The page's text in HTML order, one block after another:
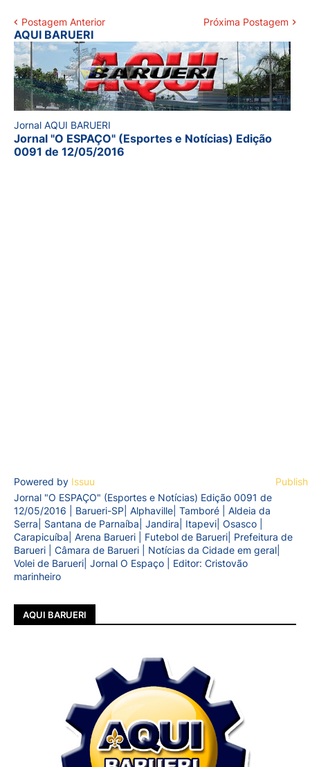
Postagem Anterior Próxima Postagem
AQUI BARUERI
Jornal AQUI BARUERI
Jornal "O ESPAÇO" (Esportes e Notícias) Edição
0091 de 12/05/2016
Powered by Issuu
Jornal "O ESPAÇO" (Esportes e Notícias) Edição 0091 de
12/05/2016 | Barueri-SP| Alphaville| Tamboré | Aldeia da
Serra| Santana de Parnaíba| Jandira| Itapevi| Osasco |
Carapicuíba| Arena Barueri | Futebol de Barueri| Prefeitura de
Barueri | Câmara de Barueri | Notícias da Cidade em geral|
Volei de Barueri| Jornal O Espaço | Editor: Cristovão
marinheiro
AQUI BARUERI